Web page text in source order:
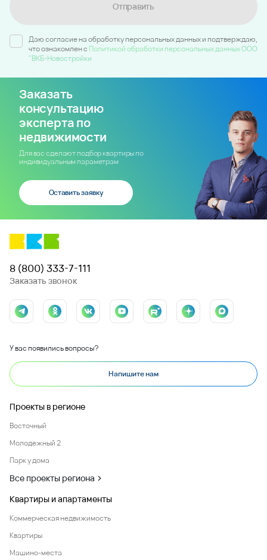
Отправить
Даю согласие на обработку персональных данных и подтверждаю,
что ознакомлен c Политикой обработки персональных данных ООО
"ВКБ-Новостройки
Заказать
консультацию
эксперта по
недвижимости
Для вас сделают подбор квартиры по
индивидуальным параметрам
Оставить заявку
8 (800) 333-7-111
Заказать звонок
У вас появились вопросы?
Напишите нам
Проекты в регионе
Восточный
Молодежный 2
Парк у дома
Все проекты региона
Квартиры и апартаменты
Коммерческая недвижимость
Квартиры
Машино-места